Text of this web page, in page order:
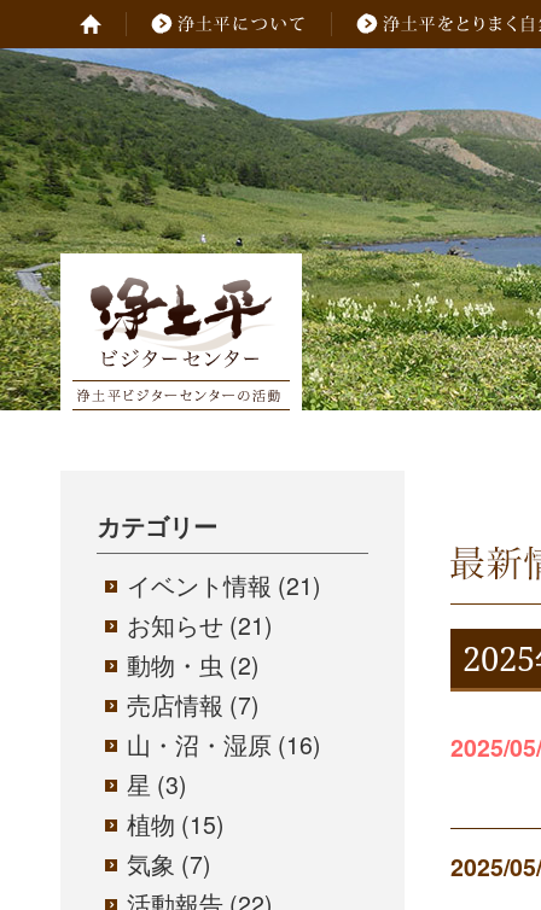
カテゴリー
イベント情報 (21)
お知らせ (21)
動物・虫 (2)
売店情報 (7)
山・沼・湿原 (16)
星 (3)
植物 (15)
気象 (7)
吾妻山
2025/
2025/